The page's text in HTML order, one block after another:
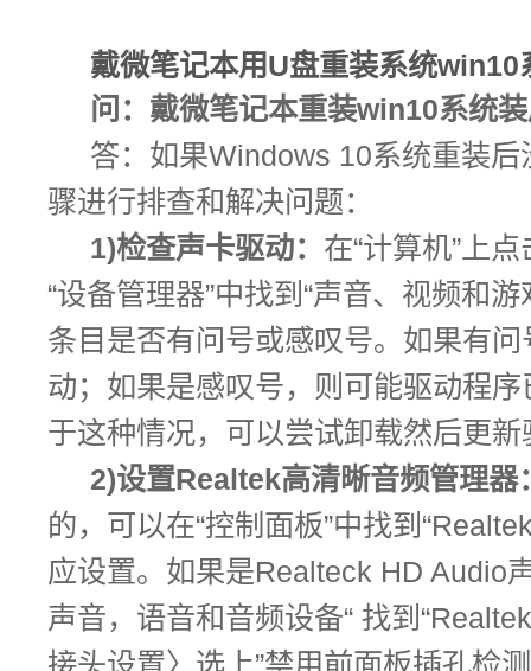
戴微笔记本用U盘重装系统win10
问： 戴微笔记本重装win10系统
答：如果Windows 10系统重装
骤进行排查和解决问题：
1)检查声卡驱动： 在“计算机”上
“设备管理器”中找到“声音、视频和
条目是否有问号或感叹号。如果有
动；如果是感叹号，则可能驱动程
于这种情况，可以尝试卸载然后更
2)设置Realtek高清晰音频管理器
的，可以在“控制面板”中找到
应设置。如果是Realteck HD Audio
声音，语音和音频设备“ 找到
接头设置〉选上”禁用前面板插孔检